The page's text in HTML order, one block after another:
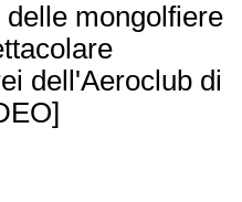
mongolfiere
dell'Aeroclub di